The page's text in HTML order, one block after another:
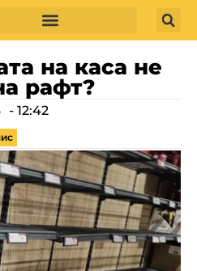
на каса не
рафт?
- 12:42